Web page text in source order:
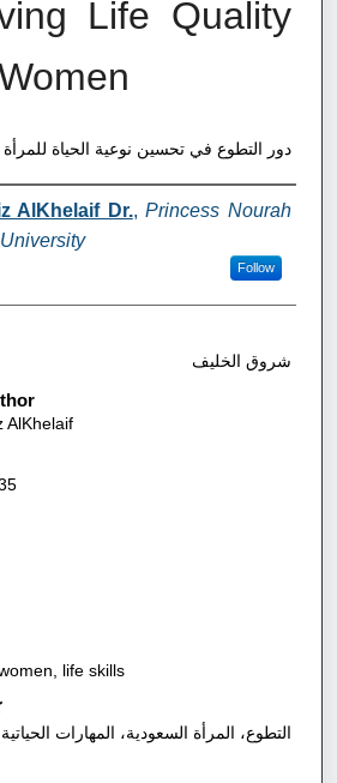
Life Quality
دور التطوع في تحسين نوعية الحياة للمرأة
AlKhelaif Dr.,Princess Nourah
Follow
شروق الخليف
AlKhelaif
life skills
التطوع، المرأة السعودية، المهارات الحياتية